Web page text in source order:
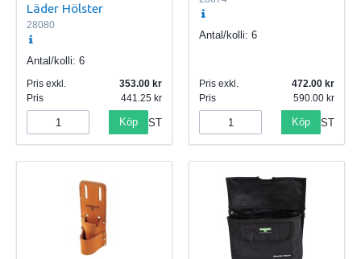
Läder Hölster
28080
Antal/kolli: 6
Pris exkl.
353.00
Pris
441.25
Köp ST
Antal/kolli: 6
Pris exkl.
472.00
Pris
590.00
Köp ST